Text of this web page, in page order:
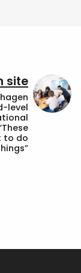
site
level
to do